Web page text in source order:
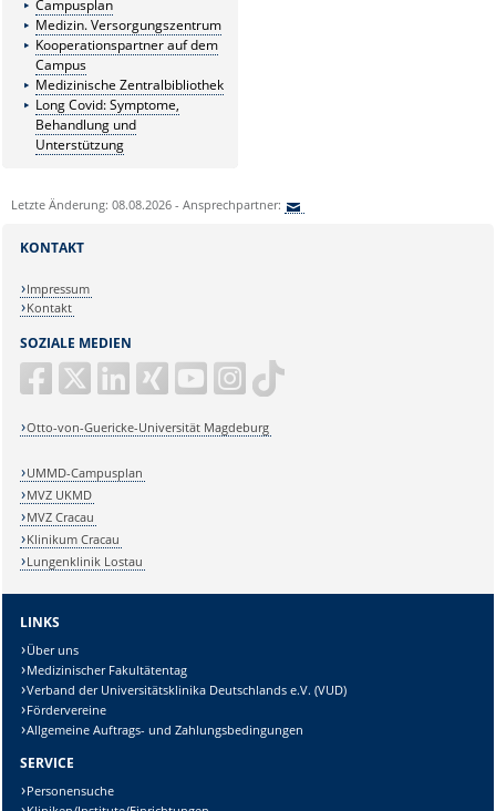
Campusplan
Medizin. Versorgungszentrum
Kooperationspartner auf dem
Campus
Medizinische Zentralbibliothek
Long Covid: Symptome,
Behandlung und
Unterstützung
Letzte Änderung: 08.08.2026 - Ansprechpartner:
SOZIALE MEDIEN
Otto-von-Guericke-Universität Magdeburg
KONTAKT
Impressum
Kontakt
UMMD-Campusplan
MVZ UKMD
MVZ Cracau
Klinikum Cracau
Lungenklinik Lostau
LINKS
Über uns
Medizinischer Fakultätentag
Verband der Universitätsklinika Deutschlands e.V. (VUD)
Fördervereine
Allgemeine Auftrags- und Zahlungsbedingungen
SERVICE
Personensuche